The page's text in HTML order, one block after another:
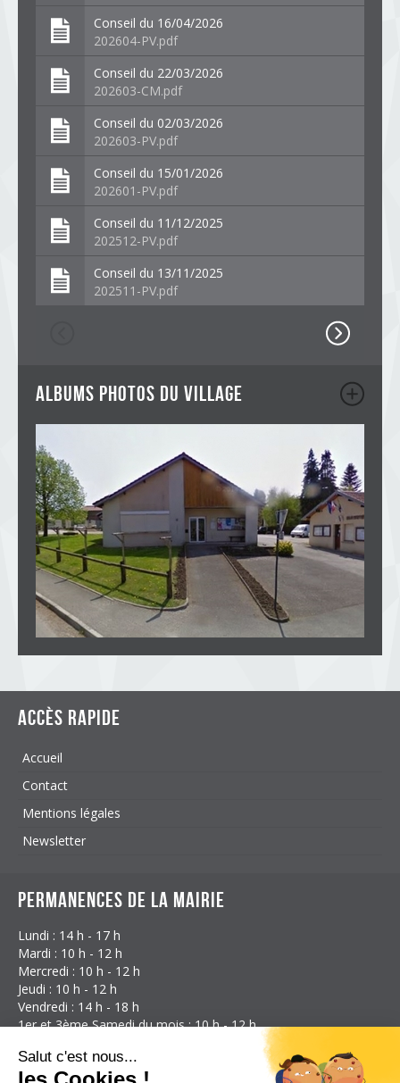
Conseil du 16/04/2026
202604-PV.pdf
Conseil du 22/03/2026
202603-CM.pdf
Conseil du 02/03/2026
202603-PV.pdf
Conseil du 15/01/2026
202601-PV.pdf
Conseil du 11/12/2025
202512-PV.pdf
Conseil du 13/11/2025
202511-PV.pdf
albums photos du village
Accès rapide
Accueil
Contact
Mentions légales
Newsletter
Permanences de la mairie
Lundi : 14 h - 17 h
Mardi : 10 h - 12 h
Mercredi : 10 h - 12 h
Jeudi : 10 h - 12 h
Vendredi : 14 h - 18 h
1er et 3ème Samedi du mois : 10 h - 12 h